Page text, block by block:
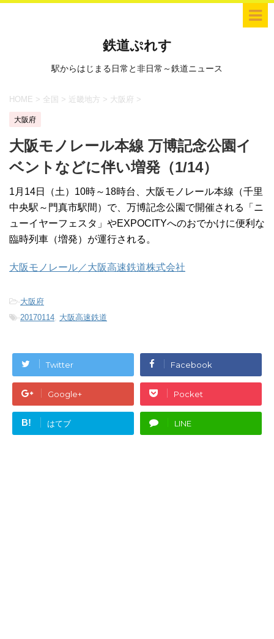
鉄道ぷれす
駅からはじまる日常と非日常～鉄道ニュース
HOME > 全国 > 近畿地方 > 大阪府 >
大阪府
大阪モノレール本線 万博記念公園イ
ベントなどに伴い増発（1/14）
1月14日（土）10時～18時台、大阪モノレール本線（千里
中央駅～門真市駅間）で、万博記念公園で開催される「ニ
ューイヤーフェスタ」やEXPOCITYへのおでかけに便利な
臨時列車（増発）が運行される。
大阪モノレール／大阪高速鉄道株式会社
-大阪府
-20170114, 大阪高速鉄道
Twitter Facebook
Google+ Pocket
B! はてブ LINE